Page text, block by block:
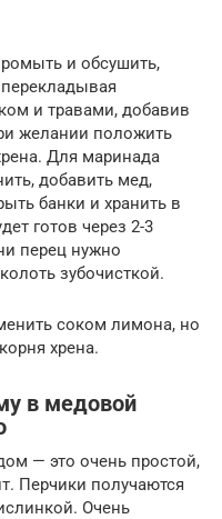
и обсушить,
и травами, добавив
желании положить
Для маринада
добавить мед,
банки и хранить в
готов через 2-3
перец нужно
зубочисткой.
соком лимона, но
хрена.
в медовой
— это очень простой,
Перчики получаются
Очень